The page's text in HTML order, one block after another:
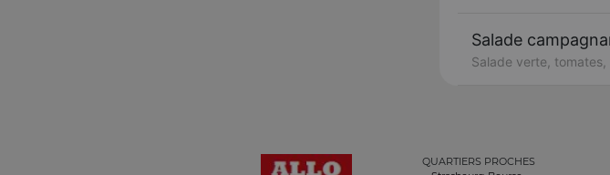
Salade
Salade verte,
QUARTIERS PROCHES